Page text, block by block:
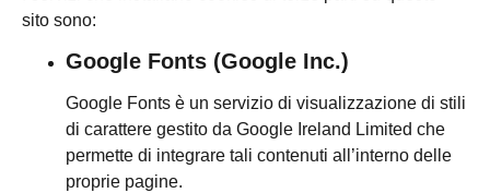
sito sono:
Google Fonts (Google Inc.)
Google Fonts è un servizio di visualizzazione di stili
di carattere gestito da Google Ireland Limited che
permette di integrare tali contenuti all’interno delle
proprie pagine.